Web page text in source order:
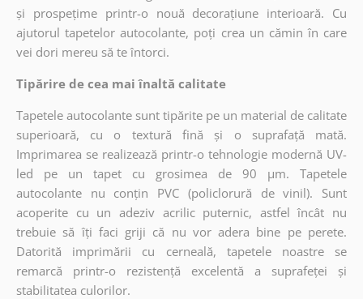
și prospețime printr-o nouă decorațiune interioară. Cu
ajutorul tapetelor autocolante, poți crea un cămin în care
vei dori mereu să te întorci.
Tipărire de cea mai înaltă calitate
Tapetele autocolante sunt tipărite pe un material de calitate
superioară, cu o textură fină și o suprafață mată.
Imprimarea se realizează printr-o tehnologie modernă UV-
led pe un tapet cu grosimea de 90 µm. Tapetele
autocolante nu conțin PVC (policlorură de vinil). Sunt
acoperite cu un adeziv acrilic puternic, astfel încât nu
trebuie să îți faci griji că nu vor adera bine pe perete.
Datorită imprimării cu cerneală, tapetele noastre se
remarcă printr-o rezistență excelentă a suprafeței și
stabilitatea culorilor.